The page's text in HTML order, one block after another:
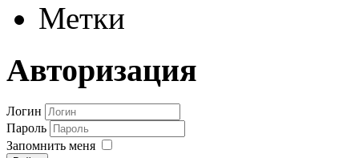
Метки
Авторизация
Логин
Пароль
Запомнить меня